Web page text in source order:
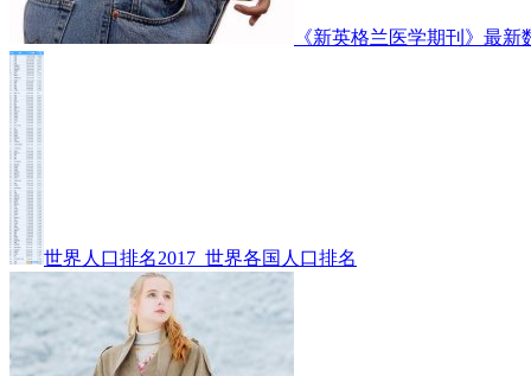
《新英格兰医学期刊》最
世界人口排名2017_世界各国人口排名